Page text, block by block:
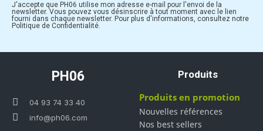
J'accepte que PH06 utilise mon adresse e-mail pour l'envoi de la
newsletter. Vous pouvez vous désinscrire à tout moment avec le lien
fourni dans chaque newsletter. Pour plus d'informations, consultez notre
Politique de Confidentialité.
PH06
04 93 74 33 40
info@ph06.com
Produits
Produits en promotion
Nouvelles références
Nos best sellers